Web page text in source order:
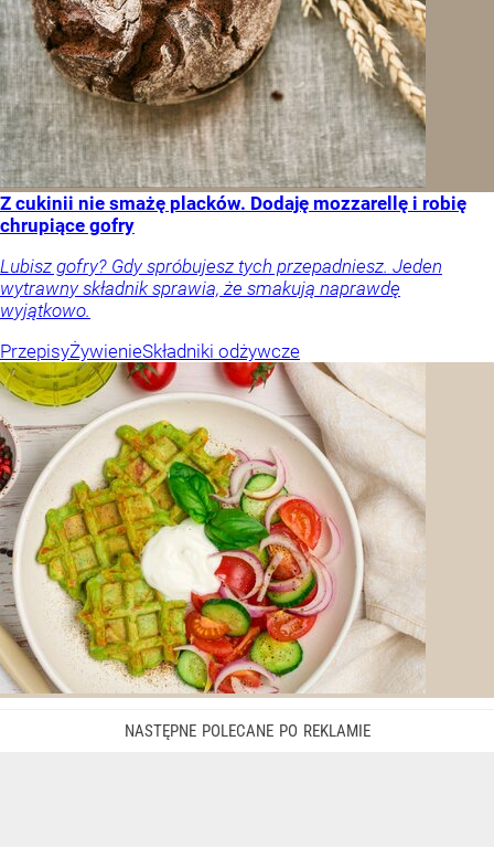
Z cukinii nie smażę placków. Dodaję mozzarellę i robię
chrupiące gofry
Lubisz gofry? Gdy spróbujesz tych przepadniesz. Jeden
wytrawny składnik sprawia, że smakują naprawdę
wyjątkowo.
PrzepisyŻywienieSkładniki odżywcze